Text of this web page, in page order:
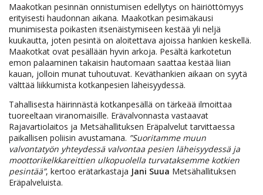
Maakotkan pesinnän onnistumisen edellytys on häiriöttömyys
erityisesti haudonnan aikana. Maakotkan pesimäkausi
munimisesta poikasten itsenäistymiseen kestää yli neljä
kuukautta, joten pesintä on aloitettava ajoissa hankien keskellä.
Maakotkat ovat pesällään hyvin arkoja. Pesältä karkotetun
emon palaaminen takaisin hautomaan saattaa kestää liian
kauan, jolloin munat tuhoutuvat. Keväthankien aikaan on syytä
välttää liikkumista kotkanpesien läheisyydessä.
Tahallisesta häirinnästä kotkanpesällä on tärkeää ilmoittaa
tuoreeltaan viranomaisille. Erävalvonnasta vastaavat
Rajavartiolaitos ja Metsähallituksen Eräpalvelut tarvittaessa
paikallisen poliisin avustamana. ”Suoritamme muun
valvontatyön yhteydessä valvontaa pesien läheisyydessä ja
moottorikelkkareittien ulkopuolella turvataksemme kotkien
pesintää”, kertoo erätarkastaja Jani Suua Metsähallituksen
Eräpalveluista.